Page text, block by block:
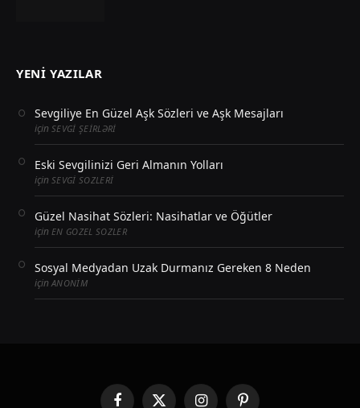
YENI YAZILAR
Sevgiliye En Güzel Aşk Sözleri ve Aşk Mesajları
için SEVGI ŞEIRLƏRI
Eski Sevgilinizi Geri Almanın Yolları
için SEVGI SOZLERI
Güzel Nasihat Sözleri: Nasihatlar ve Öğütler
için EN GOZEL SOZLER
Sosyal Medyadan Uzak Durmanız Gereken 8 Neden
içinANONIM